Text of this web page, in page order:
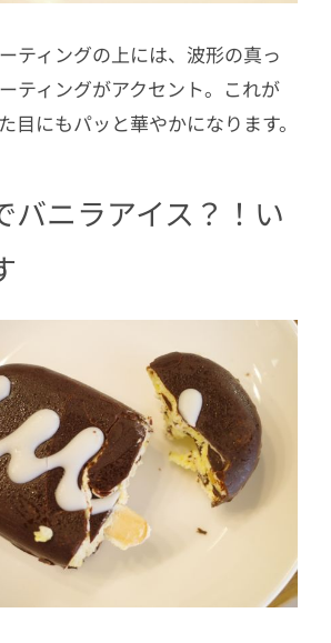
ティングの上には、波形の真っ
ティングがアクセント。これが
目にもパッと華やかになります。
バニラアイス？！い